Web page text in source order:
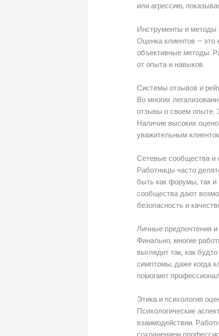
или агрессию,
Инструменты и методы
Оценка клиентов – это
объективные методы.
от опыта и навыков.
Системы отзывов и
Во многих
отзывы о своем опыте.
Наличие высоких
уважительным
Сетевые сообщества и
Работницы часто
быть как форумы, так и
сообщества дают
безопасность и
Личные предпочтения и
Финально, многие
выглядит так, как
симптомы, даже когда
помогают
Этика и психология
Психологические
взаимодействии.